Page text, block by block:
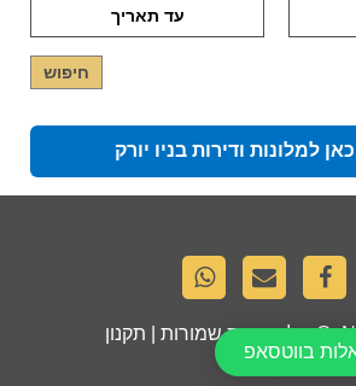
למלונות ודירות בניו יורק
. כל הזכויות שמורות | תקנון
בווטסאפ